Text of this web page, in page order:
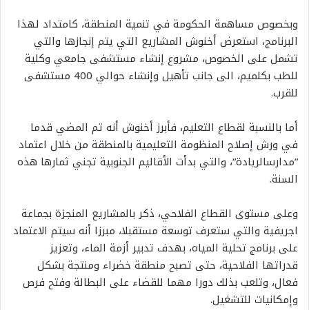
وبخصوص مساهمة الحكومة في تنمية المنطقة، كامتداد لهذا
البرنامج، استعرض أخنوش المشاريع التي يتم إنجازها والتي
تشمل على الخصوص، مشروع إنشاء مستشفى جامعي وكلية
للطب بكلميم، الى جانب تأهيل وإنشاء حوالي
مستشفى
للقرب.
أما بالنسبة لقطاع التعليم، فأبرز أخنوش أنه تم المضي قدما
في ورش إصلاح المنظومة التعليمية بالمنطقة من خلال اعتماد
“مدارسالريادة“، والتي بدأت الأقاليم الجنوبية تجني ثمارها هذه
السنة.
وعلى مستوى القطاع الفلاحي، ذكر بالمشاريع المنجزة بجماعة
اجريفية والتي ستعرف توسعة مستقبلا، مبرزا أنه سيتم الاعتماد
على برنامج تحلية المياه، بهدف تدبير أزمة الماء، وتعزيز
قدراتها الفلاحية، حتى تصبح منطقة خضراء ومنتجة بشكل
فعال، وتلعب بذلك دورا مهما للقضاء على البطالة وفتح فرص
وإمكانيات للتشغيل.